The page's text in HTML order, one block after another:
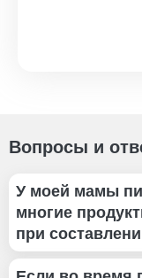
Вопросы и
У моей мамы
многие
при